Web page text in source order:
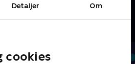
Detaljer Om
cookies